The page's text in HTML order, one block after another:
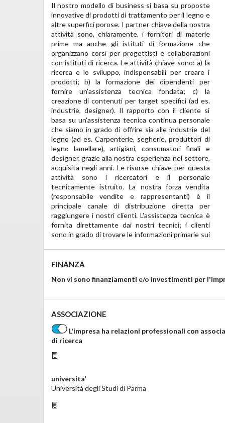
Il nostro modello di business si basa su proposte
innovative di prodotti di trattamento per il legno e
altre superfici porose. I partner chiave della nostra
attività sono, chiaramente, i fornitori di materie
prime ma anche gli istituti di formazione che
organizzano corsi per progettisti e collaborazioni
con istituti di ricerca. Le attività chiave sono: a) la
ricerca e lo sviluppo, indispensabili per creare i
prodotti; b) la formazione dei dipendenti per
fornire un'assistenza tecnica fondata; c) la
creazione di contenuti per target specifici (ad es.
industrie, designer). Il rapporto con il cliente si
basa su un'assistenza tecnica continua personale
che siamo in grado di offrire sia alle industrie del
legno (ad es. Carpenterie, segherie, produttori di
legno lamellare), artigiani, consumatori finali e
designer, grazie alla nostra esperienza nel settore,
acquisita negli anni. Le risorse chiave per questa
attività sono i ricercatori e il personale
tecnicamente istruito. La nostra forza vendita
(responsabile vendite e rappresentanti) è il
principale canale di distribuzione diretta per
raggiungere i nostri clienti. L'assistenza tecnica è
fornita direttamente dai nostri tecnici; i clienti
sono in grado di trovare le informazioni primarie sui
prodotti nel nostro sito Web, ma possono anche
contattarci tramite telefono, e-mail diretta o
modulo di contatto nel sito Web. I distributori
sono considerati come il principale canale
indiretto. La struttura dei costi si basa su
un'economia di scopo ed è suddivisa in costi fissi
(personale, affitti, impianti di produzione) e costi
variabili (materie prime, azioni di marketing e
vendite). I maggiori costi sono dovuti al personale
e gli impianti di produzione. I flussi di entrate si
basano sul modello di entrate una tantum, poiché
genereremo una registrazione in contanti ogni
volta che venderemo il prodotto. Il prezzo premium
è il nostro modello di prezzo iniziale, perché traiamo
vantaggio dalla reputazione del nostro marchio
(rappresentativa di prodotti semplici ed efficaci e
supporto tecnico di alto livello).
Il piano di commercializzazione si basa sulla
produzione interna sia per il mercato italiano che
per quello europeo: produzione di semilavorati,
riempimento, etichettatura, spedizione di articoli
finali. Per il mercato extraeuropeo, il Gruppo HDG
valuterà la possibilità di realizzare una fabbrica o di
stipulare un accordo di licenza, a seconda della
FINANZA
Non vi sono finanziamenti e/o investimenti per
ASSOCIAZIONE
L'impresa ha relazioni professionali con
di ricerca
universita'
Università degli Studi di Parma